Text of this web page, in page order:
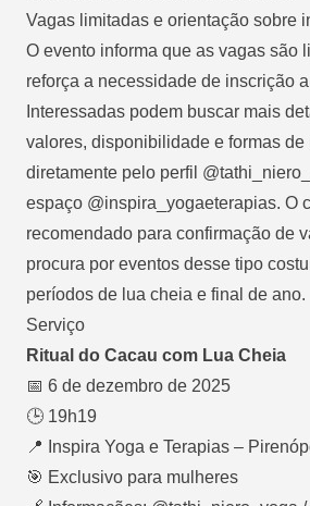
Vagas limitadas e orientação sobre
O evento informa que as vagas são
reforça a necessidade de inscrição
Interessadas podem buscar mais
valores, disponibilidade e formas de
diretamente pelo perfil
espaço @inspira_yogaeterapias. O
recomendado para confirmação de
procura por eventos desse tipo
períodos de lua cheia e final de ano.
Serviço
Ritual do Cacau com Lua Cheia
📅 6 de dezembro de 2025
🕒 19h19
📍 Inspira Yoga e Terapias –
🎯 Exclusivo para mulheres